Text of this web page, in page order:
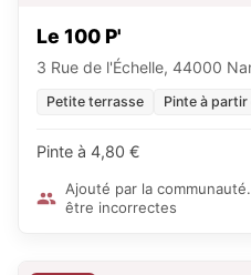
Le 100 P'
3 Rue de l'Échelle, 44000
Petite terrasse Pinte à
Pinte à 4,80 €
Ajouté par la
être incorrectes